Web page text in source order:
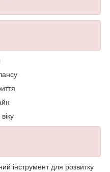
інструмент для розвитку